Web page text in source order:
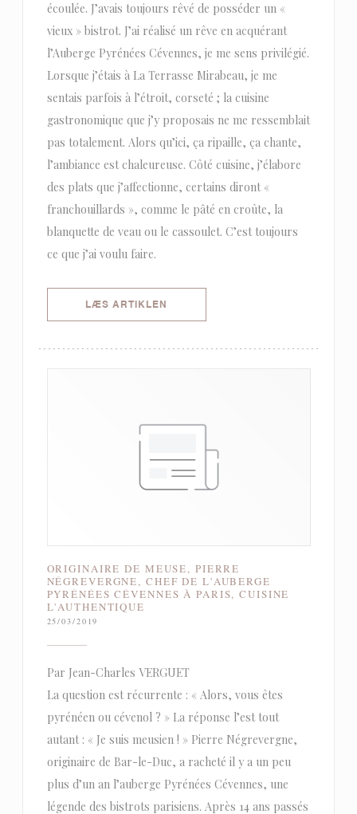
écoulée. J’avais toujours rêvé de posséder un «
vieux » bistrot. J’ai réalisé un rêve en acquérant
l’Auberge Pyrénées Cévennes, je me sens privilégié.
Lorsque j’étais à La Terrasse Mirabeau, je me
sentais parfois à l’étroit, corseté ; la cuisine
gastronomique que j’y proposais ne me ressemblait
pas totalement. Alors qu’ici, ça ripaille, ça chante,
l’ambiance est chaleureuse. Côté cuisine, j’élabore
des plats que j’affectionne, certains diront «
franchouillards », comme le pâté en croûte, la
blanquette de veau ou le cassoulet. C’est toujours
ce que j’ai voulu faire.
LÆS ARTIKLEN
ORIGINAIRE DE MEUSE, PIERRE
NÉGREVERGNE, CHEF DE L'AUBERGE
PYRÉNÉES CÉVENNES À PARIS, CUISINE
L'AUTHENTIQUE
25/03/2019
Par Jean-Charles VERGUET
La question est récurrente : « Alors, vous êtes
pyrénéen ou cévenol ? » La réponse l’est tout
autant : « Je suis meusien ! » Pierre Négrevergne,
originaire de Bar-le-Duc, a racheté il y a un peu
plus d’un an l’auberge Pyrénées Cévennes, une
légende des bistrots parisiens. Après 14 ans passés